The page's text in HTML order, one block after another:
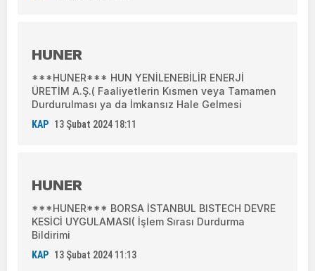
HUNER
***HUNER*** HUN YENİLENEBİLİR ENERJİ
ÜRETİM A.Ş.( Faaliyetlerin Kısmen veya Tamamen
Durdurulması ya da İmkansız Hale Gelmesi
KAP 13 Şubat 2024 18:11
HUNER
***HUNER*** BORSA İSTANBUL BISTECH DEVRE
KESİCİ UYGULAMASI( İşlem Sırası Durdurma
Bildirimi
KAP 13 Şubat 2024 11:13